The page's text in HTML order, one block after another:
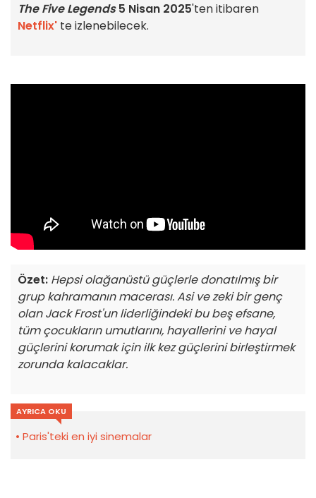
The Five Legends 5 Nisan 2025'ten itibaren
Netflix' te izlenebilecek.
Özet: Hepsi olağanüstü güçlerle donatılmış bir
grup kahramanın macerası. Asi ve zeki bir genç
olan Jack Frost'un liderliğindeki bu beş efsane,
tüm çocukların umutlarını, hayallerini ve hayal
güçlerini korumak için ilk kez güçlerini birleştirmek
zorunda kalacaklar.
AYRICA OKU
Paris'teki en iyi sinemalar